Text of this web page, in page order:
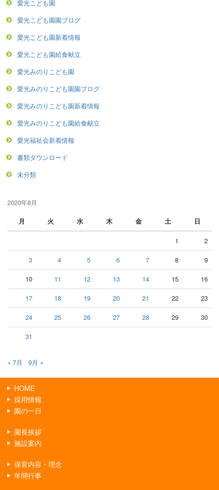
愛光こども園
愛光こども園園ブログ
愛光こども園新着情報
愛光こども園給食献立
愛光みのりこども園
愛光みのりこども園園ブログ
愛光みのりこども園新着情報
愛光みのりこども園給食献立
愛光福祉会新着情報
書類ダウンロード
未分類
2020年8月
月
火 水 木 金 土 日
1 2
3 4 5 6 7 8 9
10 11 12 13 14 15 16
17 18 19 20 21 22 23
24 25 26 27 28 29 30
31
« 7月 9月 »
HOME
採用情報
園の一日
園長挨拶
施設案内
保育内容・理念
年間行事